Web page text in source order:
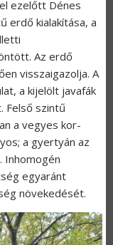
ezelőtt Dénes
erdő kialakítása, a
Az erdő
visszaigazolja. A
a kijelölt javafák
szintű
a vegyes kor-
a gyertyán az
Inhomogén
egyaránt
növekedését.